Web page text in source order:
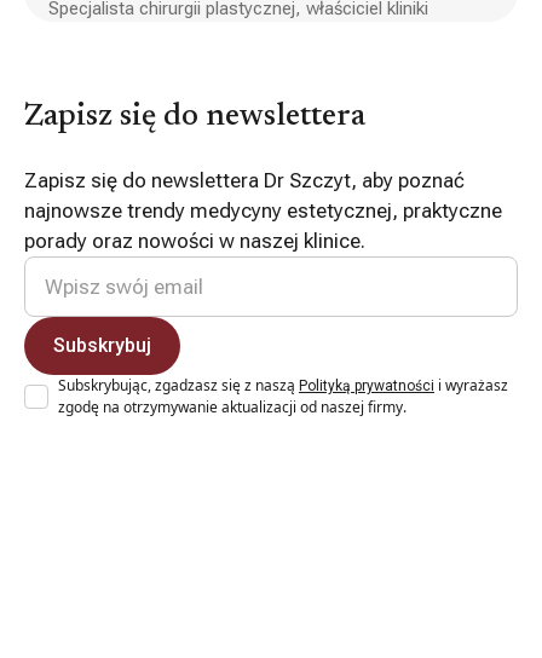
Specjalista chirurgii plastycznej, właściciel kliniki
Zapisz się do newslettera
Zapisz się do newslettera Dr Szczyt, aby poznać
najnowsze trendy medycyny estetycznej, praktyczne
porady oraz nowości w naszej klinice.
Subskrybując, zgadzasz się z naszą Polityką prywatności i wyrażasz
zgodę na otrzymywanie aktualizacji od naszej firmy.